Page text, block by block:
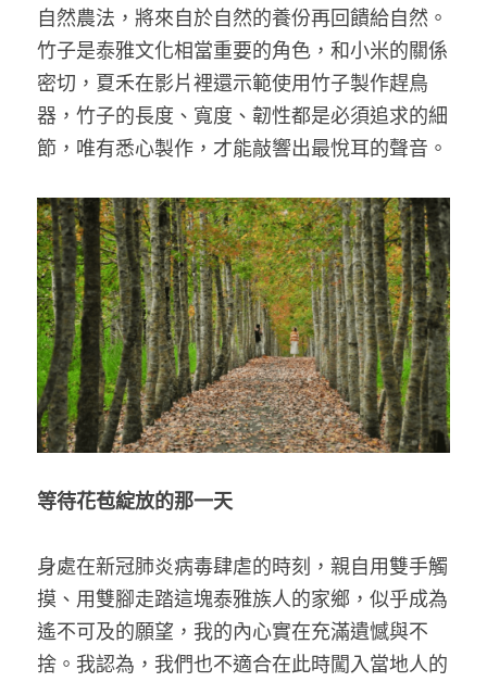
自然農法，將來自於自然的養份再回饋給自然。
竹子是泰雅文化相當重要的角色，和小米的關係
密切，夏禾在影片裡還示範使用竹子製作趕鳥
器，竹子的長度、寬度、韌性都是必須追求的細
等待花苞綻放的那一天
身處在新冠肺炎病毒肆虐的時刻， 親自用雙手觸
摸、用雙腳走踏這塊泰雅族人的家鄉，似乎成為
遙不可及的願望，我的內心實在充滿遺憾與不
捨。我認為，我們也不適合在此時闖入當地人的